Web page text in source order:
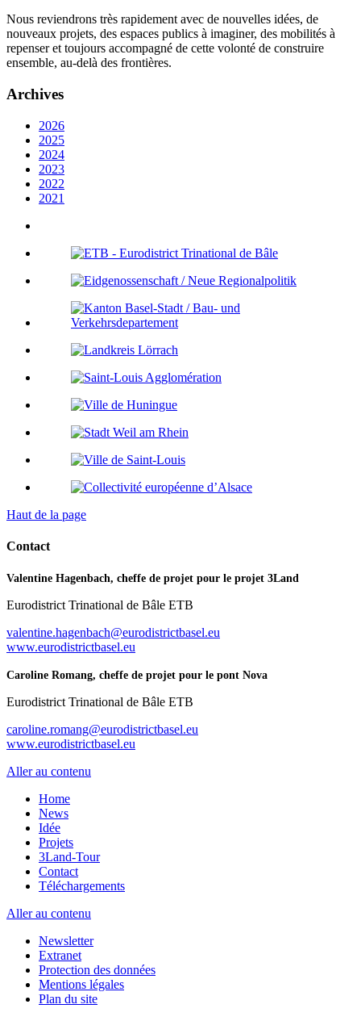
Nous reviendrons très rapidement avec de nouvelles idées, de
nouveaux projets, des espaces publics à imaginer, des mobilités à
repenser et toujours accompagné de cette volonté de construire
ensemble, au-delà des frontières.
Archives
2026
2025
2024
2023
2022
2021
Haut de la page
Contact
Valentine Hagenbach, cheffe de projet pour le projet 3Land
Eurodistrict Trinational de Bâle ETB
valentine.hagenbach@eurodistrictbasel.eu
www.eurodistrictbasel.eu
Caroline Romang, cheffe de projet pour le pont Nova
Eurodistrict Trinational de Bâle ETB
caroline.romang@eurodistrictbasel.eu
www.eurodistrictbasel.eu
Aller au contenu
Home
News
Idée
Projets
3Land-Tour
Contact
Téléchargements
Aller au contenu
Newsletter
Extranet
Protection des données
Mentions légales
Plan du site